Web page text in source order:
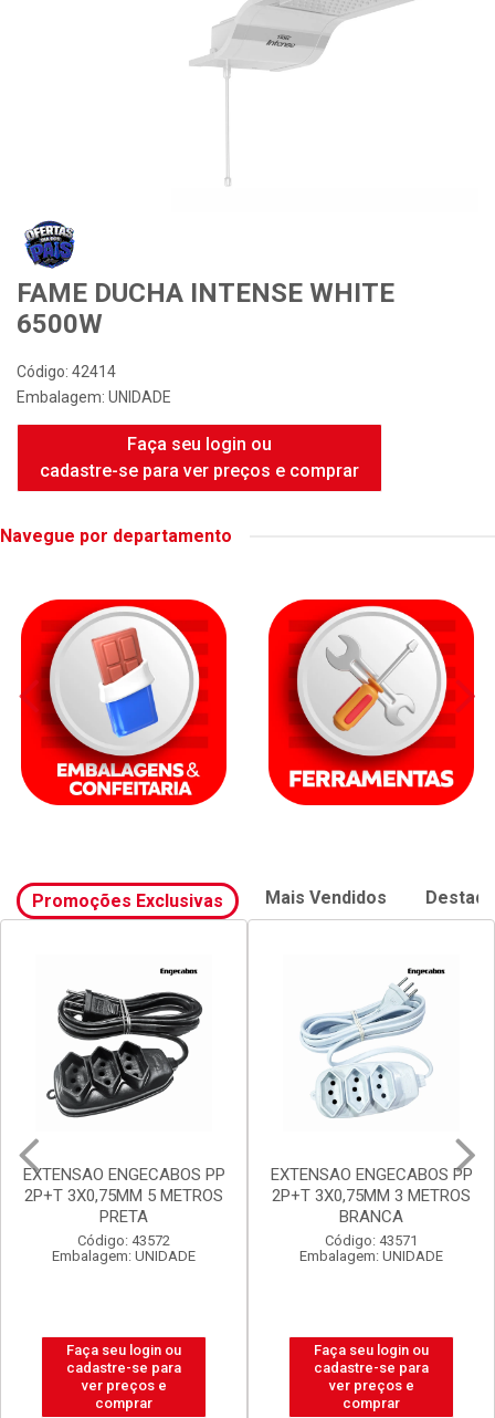
FAME DUCHA INTENSE WHITE
6500W
Embalagem: UNIDADE
Faça seu login ou
cadastre-se para ver preços e comprar
Navegue por departamento
Promoções Exclusivas Mais Vendidos
2P+T 3X0,75MM 3 METROS
BRANCA
Código: 43571
Embalagem: UNIDADE
ENGECABOS 4 TOMADAS
0,80 METRO BRANCA
Código: 43560
Embalagem: UNIDADE